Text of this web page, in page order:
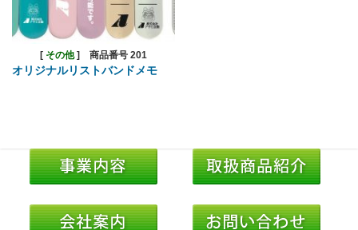
[ その他] 商品番号 201
オリジナルリストバンドメモ